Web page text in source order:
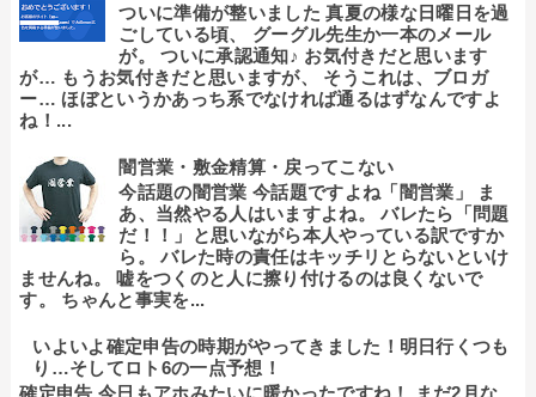
ついに準備が整いました 真夏の様な日曜日を過
ごしている頃、 グーグル先生か一本のメール
が。 ついに承認通知♪ お気付きだと思います
が… もうお気付きだと思いますが、 そうこれは、ブロガ
ー… ほぼというかあっち系でなければ通るはずなんですよ
ね！...
闇営業・敷金精算・戻ってこない
今話題の闇営業 今話題ですよね「闇営業」 ま
あ、当然やる人はいますよね。 バレたら「問題
だ！！」と思いながら本人やっている訳ですか
ら。 バレた時の責任はキッチリとらないといけ
ませんね。 嘘をつくのと人に擦り付けるのは良くないで
す。 ちゃんと事実を...
いよいよ確定申告の時期がやってきました！明日行くつも
り…そしてロト6の一点予想！
確定申告 今日もアホみたいに暖かったですね！ まだ2月な